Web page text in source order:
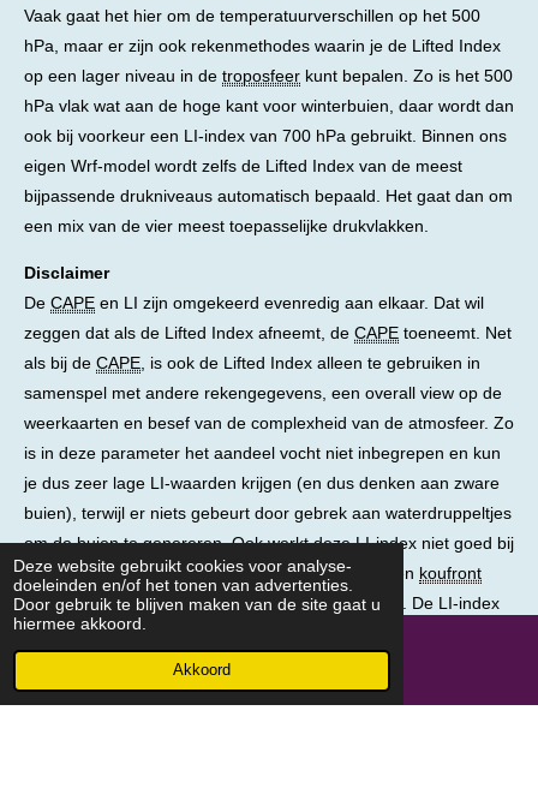
Deze website gebruikt cookies voor analyse-
doeleinden en/of het tonen van advertenties.
Door gebruik te blijven maken van de site gaat u
hiermee akkoord.
Akkoord
Vaak gaat het hier om de temperatuurverschillen op het 500
hPa, maar er zijn ook rekenmethodes waarin je de Lifted Index
op een lager niveau in de troposfeer kunt bepalen. Zo is het 500
hPa vlak wat aan de hoge kant voor winterbuien, daar wordt dan
ook bij voorkeur een LI-index van 700 hPa gebruikt. Binnen ons
eigen Wrf-model wordt zelfs de Lifted Index van de meest
bijpassende drukniveaus automatisch bepaald. Het gaat dan om
een mix van de vier meest toepasselijke drukvlakken.
Disclaimer
De CAPE en LI zijn omgekeerd evenredig aan elkaar. Dat wil
zeggen dat als de Lifted Index afneemt, de CAPE toeneemt. Net
als bij de CAPE , is ook de Lifted Index alleen te gebruiken in
samenspel met andere rekengegevens, een overall view op de
weerkaarten en besef van de complexheid van de atmosfeer. Zo
is in deze parameter het aandeel vocht niet inbegrepen en kun
je dus zeer lage LI-waarden krijgen (en dus denken aan zware
buien), terwijl er niets gebeurt door gebrek aan waterdruppeltjes
om de buien te genereren. Ook werkt deze LI-index niet goed bij
geforceerde optilling van lucht, bijvoorbeeld als een koufront
binnenschuift en de lucht daardoor in stijging gaat. De LI-index
is dus vooral van toepassing op vrije convectie, waarbij het
proces aan de grond begint en niet op enige hoogte (zeg 1 of 2
km) boven de grond.